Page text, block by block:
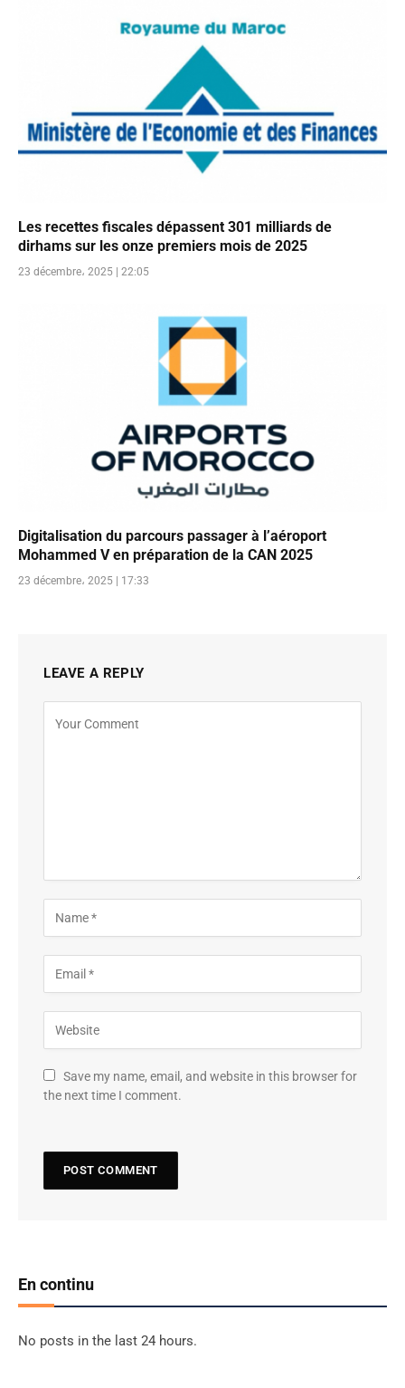
Les recettes fiscales dépassent 301 milliards de
dirhams sur les onze premiers mois de 2025
23 décembre، 2025 | 22:05
Digitalisation du parcours passager à l’aéroport
Mohammed V en préparation de la CAN 2025
23 décembre، 2025 | 17:33
LEAVE A REPLY
Save my name, email, and website in this browser for
the next time I comment.
En continu
No posts in the last 24 hours.